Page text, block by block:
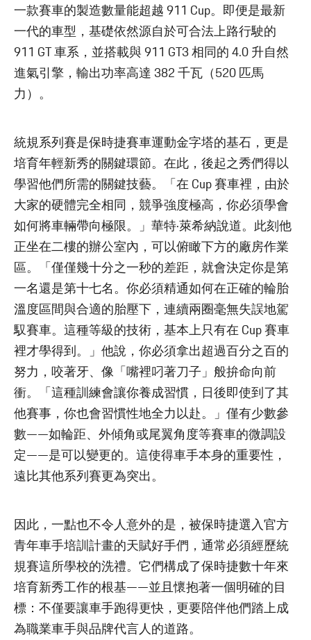
一款賽車的製造數量能超越 911 Cup。即便是最新
一代的車型，基礎依然源自於可合法上路行駛的
911 GT 車系，並搭載與 911 GT3 相同的 4.0 升自然
進氣引擎，輸出功率高達 382 千瓦（520 匹馬
力）。
統規系列賽是保時捷賽車運動金字塔的基石，更是
培育年輕新秀的關鍵環節。在此，後起之秀們得以
學習他們所需的關鍵技藝。「在 Cup 賽車裡，由於
大家的硬體完全相同，競爭強度極高，你必須學會
如何將車輛帶向極限。」華特·萊希納說道。此刻他
正坐在二樓的辦公室內，可以俯瞰下方的廠房作業
區。「僅僅幾十分之一秒的差距，就會決定你是第
一名還是第十七名。你必須精通如何在正確的輪胎
溫度區間與合適的胎壓下，連續兩圈毫無失誤地駕
馭賽車。這種等級的技術，基本上只有在 Cup 賽車
裡才學得到。」他說，你必須拿出超過百分之百的
努力，咬著牙、像「嘴裡叼著刀子」般拚命向前
衝。「這種訓練會讓你養成習慣，日後即使到了其
他賽事，你也會習慣性地全力以赴。」僅有少數參
數——如輪距、外傾角或尾翼角度等賽車的微調設
定——是可以變更的。這使得車手本身的重要性，
遠比其他系列賽更為突出。
因此，一點也不令人意外的是，被保時捷選入官方
青年車手培訓計畫的天賦好手們，通常必須經歷統
規賽這所學校的洗禮。它們構成了保時捷數十年來
培育新秀工作的根基——並且懷抱著一個明確的目
標：不僅要讓車手跑得更快，更要陪伴他們踏上成
為職業車手與品牌代言人的道路。